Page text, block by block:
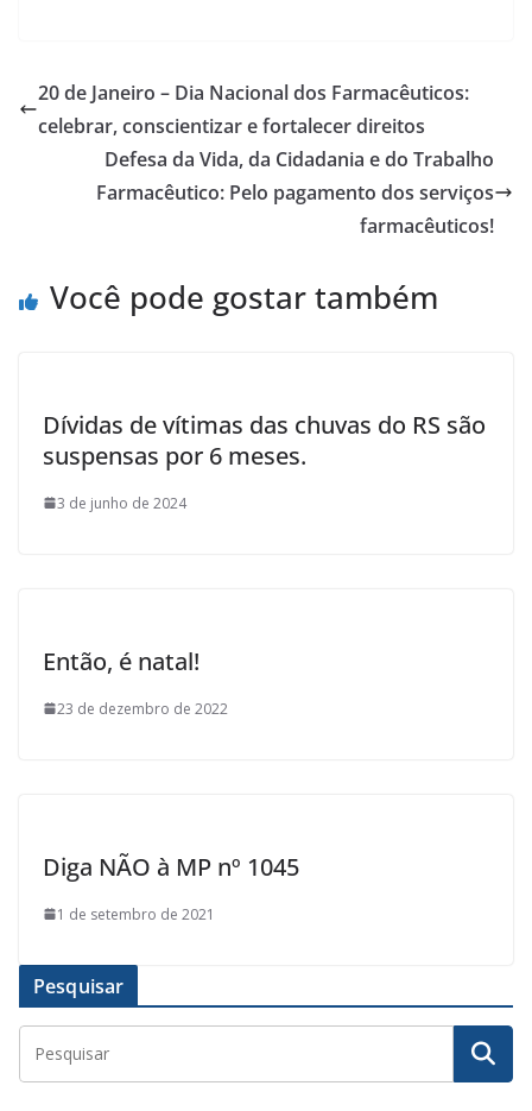
b
o
o
k
er e
20 de Janeiro – Dia Nacional dos Farmacêuticos:
celebrar, conscientizar e fortalecer direitos
Defesa da Vida, da Cidadania e do Trabalho
Farmacêutico: Pelo pagamento dos serviços
farmacêuticos!
Você pode gostar também
Dívidas de vítimas das chuvas do RS são
suspensas por 6 meses.
3 de junho de 2024
Então, é natal!
23 de dezembro de 2022
Diga NÃO à MP nº 1045
1 de setembro de 2021
Pesquisar